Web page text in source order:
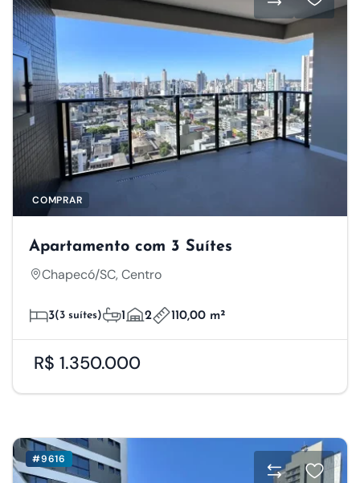
COMPRAR
Apartamento com 3 Suítes
Chapecó/SC, Centro
3(3 suítes) 1 2 110,00 m²
R$ 1.350.000
#9616